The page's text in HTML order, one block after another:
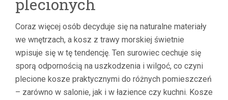
plecionych
Coraz więcej osób decyduje się na naturalne materiały
we wnętrzach, a kosz z trawy morskiej świetnie
wpisuje się w tę tendencję. Ten surowiec cechuje się
sporą odpornością na uszkodzenia i wilgoć, co czyni
plecione kosze praktycznymi do różnych pomieszczeń
– zarówno w salonie, jak i w łazience czy kuchni. Kosze